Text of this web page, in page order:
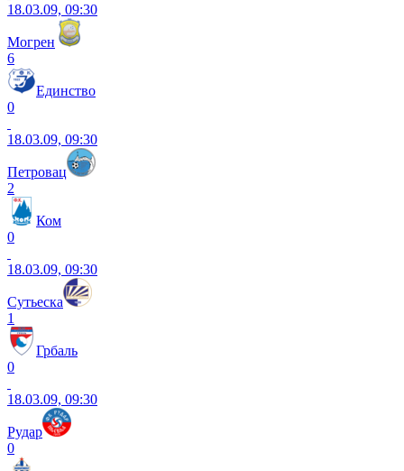
18.03.09, 09:30
Могрен
6
Единство
0
18.03.09, 09:30
Петровац
2
Ком
0
18.03.09, 09:30
Сутьеска
1
Грбаль
0
18.03.09, 09:30
Рудар
0